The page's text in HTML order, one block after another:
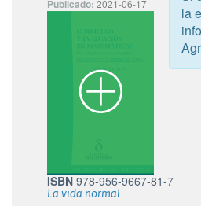
Publicado: 2021-06-17
ISBN 978-956-9667-81-7
La vida normal
la